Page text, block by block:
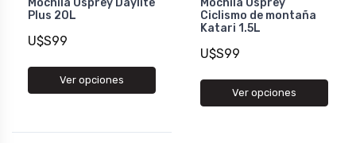
Plus 20L
U$S99
Ver opciones
Ciclismo de montaña
Katari 1.5L
U$S99
Ver opciones